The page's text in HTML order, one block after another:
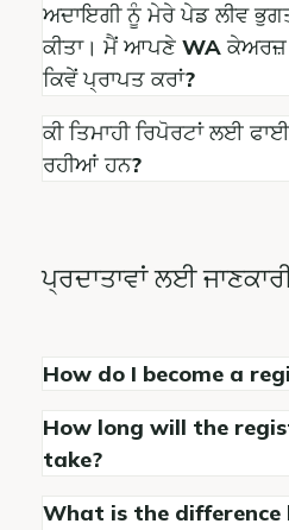
ਅਦਾਇਗੀ ਨੂੰ ਮੇਰੇ ਪੇਡ ਲੀਵ
ਕੀਤਾ। ਮੈਂ ਆਪਣੇ WA ਕੇਅਰਜ਼
ਕਿਵੇਂ ਪ੍ਰਾਪਤ ਕਰਾਂ?
ਕੀ ਤਿਮਾਹੀ ਰਿਪੋਰਟਾਂ ਲਈ
ਰਹੀਆਂ ਹਨ?
ਪ੍ਰਦਾਤਾਵਾਂ ਲਈ
How do I become a
How long will the
take?
What is the difference